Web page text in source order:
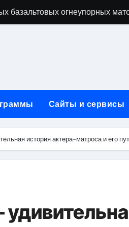
базальтовых огнеупорных
+ GEO/AEO — Новая
горячие и мобильные
без верификации и участия
принципы SEO, рекламные
Сайты и сервисы
история актера-матроса и его